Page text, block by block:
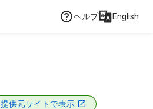
ヘルプ English
提供元サイトで表示